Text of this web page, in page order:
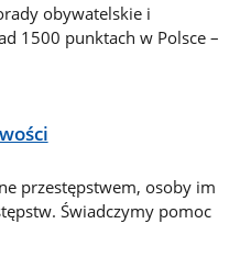
obywatelskie i
1500 punktach w Polsce –
przestępstwem, osoby im
Świadczymy pomoc